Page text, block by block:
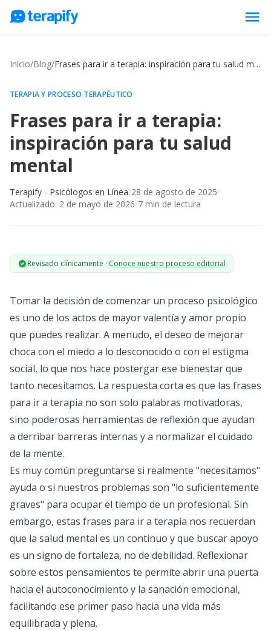
menu
Opiniones
Empresas
Preguntas frecuentes
Blog
Inicio/Blog/ Frases para ir a terapia: inspiración para tu salud mental
TERAPIA Y PROCESO TERAPÉUTICO
Frases para ir a terapia:
inspiración para tu salud
mental
Terapify - Psicólogos en Línea/28 de agosto de 2025/
Actualizado: 2 de mayo de 2026/7 min de lectura
Revisado clínicamente · Conoce nuestro proceso editorial
Tomar la decisión de comenzar un proceso psicológico
es uno de los actos de mayor valentía y amor propio
que puedes realizar. A menudo, el deseo de mejorar
choca con el miedo a lo desconocido o con el estigma
social, lo que nos hace postergar ese bienestar que
tanto necesitamos. La respuesta corta es que las frases
para ir a terapia no son solo palabras motivadoras,
sino poderosas herramientas de reflexión que ayudan
a derribar barreras internas y a normalizar el cuidado
de la mente.
Es muy común preguntarse si realmente "necesitamos"
ayuda o si nuestros problemas son "lo suficientemente
graves" para ocupar el tiempo de un profesional. Sin
embargo, estas frases para ir a terapia nos recuerdan
que la salud mental es un continuo y que buscar apoyo
es un signo de fortaleza, no de debilidad. Reflexionar
sobre estos pensamientos te permite abrir una puerta
hacia el autoconocimiento y la sanación emocional,
facilitando ese primer paso hacia una vida más
equilibrada y plena.